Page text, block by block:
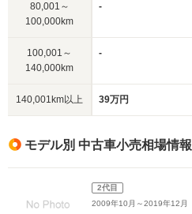
80,001～
100,000km
-
100,001～
140,000km
-
140,001km以上 39万円
モデル別 中古車小売相場情報
2代目
2009年10月～2019年12月